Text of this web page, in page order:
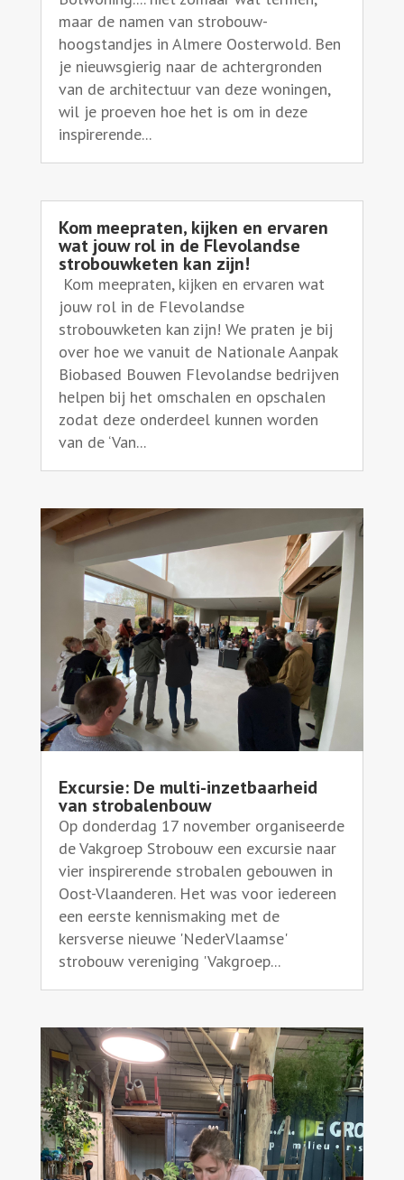
maar de namen van strobouw-
hoogstandjes in Almere Oosterwold. Ben
je nieuwsgierig naar de achtergronden
van de architectuur van deze woningen,
wil je proeven hoe het is om in deze
inspirerende...
Kom meepraten, kijken en ervaren
wat jouw rol in de Flevolandse
strobouwketen kan zijn!
Kom meepraten, kijken en ervaren wat
jouw rol in de Flevolandse
strobouwketen kan zijn! We praten je bij
over hoe we vanuit de Nationale Aanpak
Biobased Bouwen Flevolandse bedrijven
helpen bij het omschalen en opschalen
zodat deze onderdeel kunnen worden
van de ‘Van...
Excursie: De multi-inzetbaarheid
van strobalenbouw
Op donderdag 17 november organiseerde
de Vakgroep Strobouw een excursie naar
vier inspirerende strobalen gebouwen in
Oost-Vlaanderen. Het was voor iedereen
een eerste kennismaking met de
kersverse nieuwe 'NederVlaamse'
strobouw vereniging 'Vakgroep...